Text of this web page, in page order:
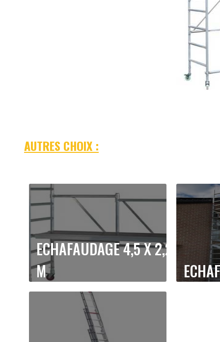
AUTRES CHOIX :
ECHAFAUDAGE4,5 X 2,2
M